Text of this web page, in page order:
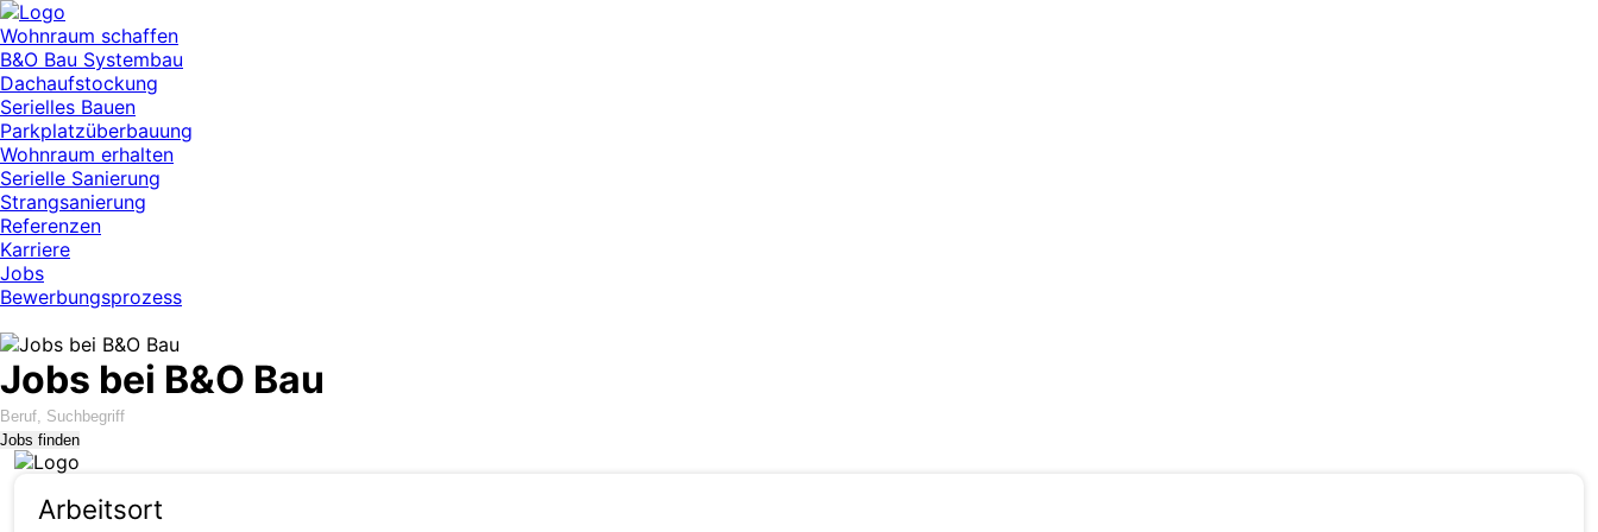
Wohnraum schaffen
B&O Bau Systembau
Dachaufstockung
Serielles Bauen
Parkplatzüberbauung
Wohnraum erhalten
Serielle Sanierung
Strangsanierung
Referenzen
Karriere
Jobs
Bewerbungsprozess
Jobs bei B&O Bau
Jobs finden
Arbeitsort